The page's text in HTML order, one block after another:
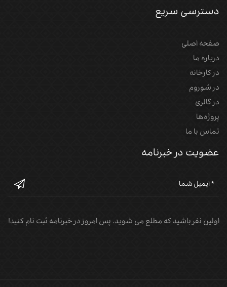
دسترسی سریع
صفحه اصلی
درباره ما
در کارخانه
در شوروم
در گالری
پروژه‌‌ها
تماس با ما
عضویت در خبرنامه
اولین نفر باشید که مطلع می شوید. پس امروز در خبرنامه ثبت نام کنید!